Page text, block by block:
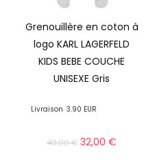
Grenouillère en coton à
logo KARL LAGERFELD
KIDS BEBE COUCHE
UNISEXE Gris
Livraison 3.90 EUR
49,00€ 32,00€